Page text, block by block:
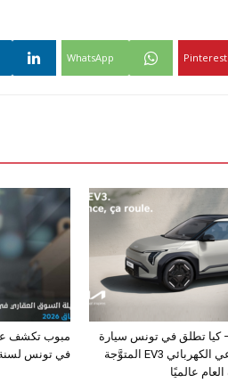
Pinterest
WhatsApp
مبوب تكشف
في تونس لسنة
كيا تطلق في تونس سيارة
الـدفع الرباعي الكهربائي EV3 المتوَّجة
عالميًا